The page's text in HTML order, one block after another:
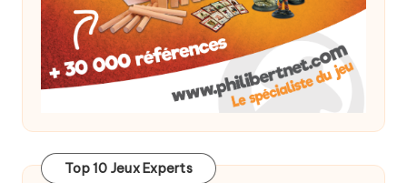
Top 10 Jeux Experts